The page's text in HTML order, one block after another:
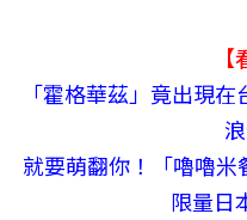
「霍格華茲」竟出現
就要萌翻你！「嚕嚕
限量日